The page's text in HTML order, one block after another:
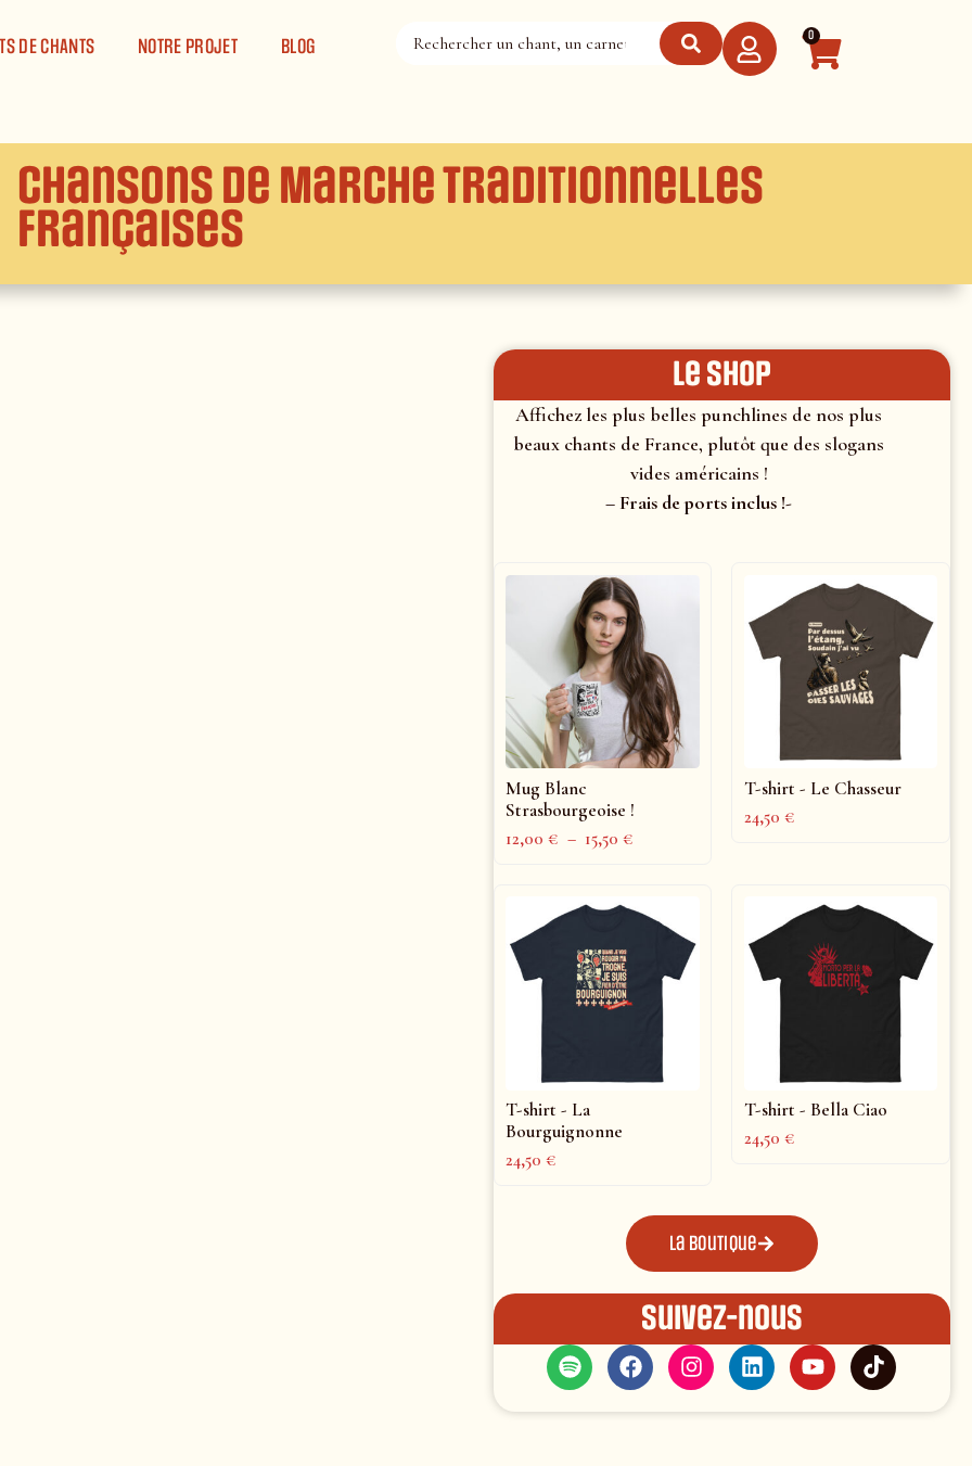
DE CHANTS NOTRE PROJET BLOG 0
Chansons de Marche Traditionnelles
Françaises
le shop
Affichez les plus belles punchlines de nos plus
beaux chants de France, plutôt que des slogans
vides américains !
– Frais de ports inclus !-
Mug Blanc
Strasbourgeoise !
12,00€ – 15,50€
T-shirt - Le Chasseur
24,50€
T-shirt - La
Bourguignonne
24,50€
T-shirt - Bella Ciao
24,50€
La boutique
Suivez-nous